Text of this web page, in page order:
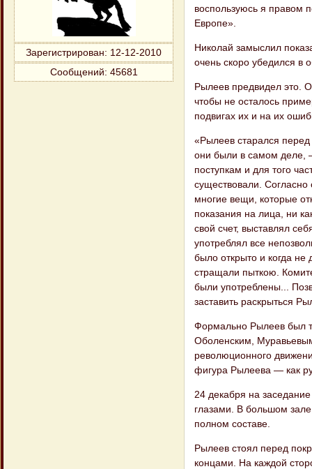
Зарегистрирован: 12-12-2010
Сообщений: 45681
воспользуюсь я правом
Европе».
Николай замыслил
очень скоро убедился в
Рылеев предвидел это.
чтобы не осталось
подвигах их и на их
«Рылеев старался
они были в самом деле,
поступкам и для того
существовали.
многие вещи, которые
показания на лица, ни
свой счет, выставлял
употреблял все
было открыто и когда
стращали пыткою.
были употреблены...
заставить раскрыться
Формально Рылеев был
Оболенским,
революционного
фигура Рылеева — как
24 декабря на
глазами. В большом
полном составе.
Рылеев стоял перед
концами. На каждой